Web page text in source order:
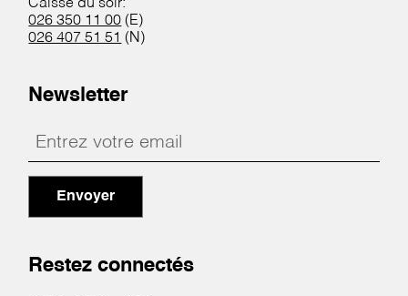
Caisse du soir:
026 350 11 00 (E)
026 407 51 51 (N)
Newsletter
Envoyer
Restez connectés